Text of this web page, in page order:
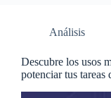
Análisis
Descubre los usos
potenciar tus tareas